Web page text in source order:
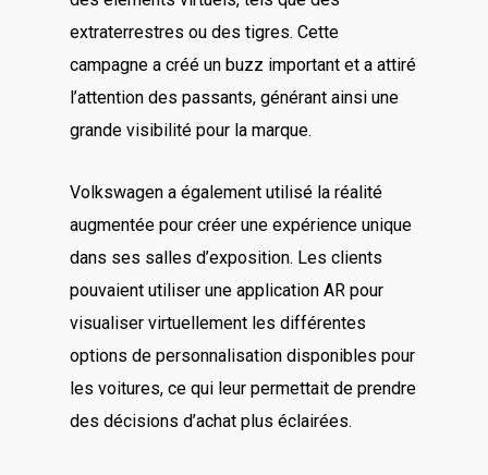
extraterrestres ou des tigres. Cette
campagne a créé un buzz important et a attiré
l’attention des passants, générant ainsi une
grande visibilité pour la marque.
Volkswagen a également utilisé la réalité
augmentée pour créer une expérience unique
dans ses salles d’exposition. Les clients
pouvaient utiliser une application AR pour
visualiser virtuellement les différentes
options de personnalisation disponibles pour
les voitures, ce qui leur permettait de prendre
des décisions d’achat plus éclairées.